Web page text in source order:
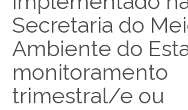
Secretaria do
Ambiente do
monitoramento
trimestral/e ou